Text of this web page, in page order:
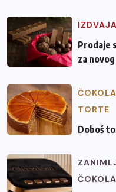
Prodaje
za
TORTE
Doboš